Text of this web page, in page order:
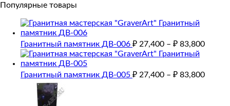
Популярные товары
Гранитный памятник ДВ-006 ₽ 27,400 – ₽ 83,800
Гранитный памятник ДВ-005 ₽ 27,400 – ₽ 83,800